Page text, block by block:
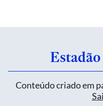
Conteúdo criado em